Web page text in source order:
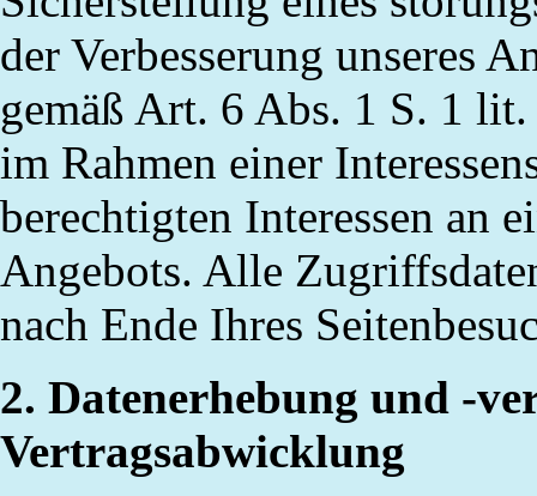
der Verbesserung unseres
gemäß Art. 6 Abs. 1 S. 1 lit
im Rahmen einer
berechtigten Interessen an
Angebots. Alle
nach Ende Ihres
2. Datenerhebung und -
Vertragsabwicklung